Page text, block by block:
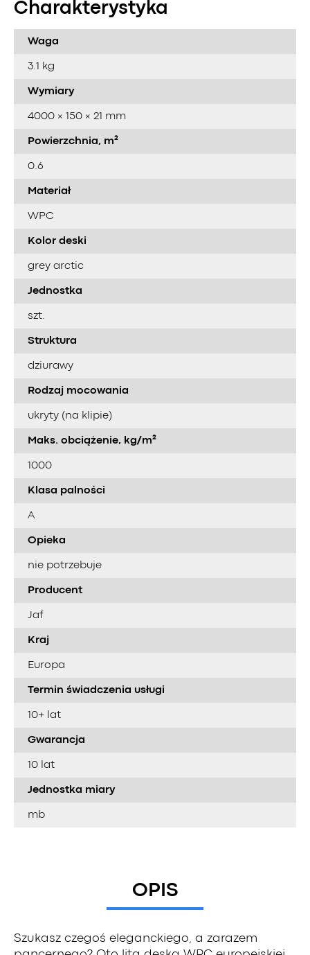
Charakterystyka
Waga
3.1 kg
Wymiary
4000 × 150 × 21 mm
Powierzchnia, m²
0.6
Materiał
WPC
Kolor deski
grey arctic
Jednostka
szt.
Struktura
dziurawy
Rodzaj mocowania
ukryty (na klipie)
Maks. obciążenie, kg/m²
1000
Klasa palności
A
Opieka
nie potrzebuje
Producent
Jaf
Kraj
Europa
Termin świadczenia usługi
10+ lat
Gwarancja
10 lat
Jednostka miary
mb
OPIS
Szukasz czegoś eleganckiego, a zarazem